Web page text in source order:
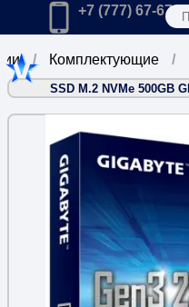
Главная
Позвонить в
+7 (777) 67-67-
Комплектующие
SSD M.2 NVMe 500GB